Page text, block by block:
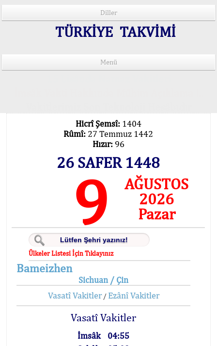
Diller
TÜRKİYE TAKVİMİ
Menü
Hicrî Şemsî: 1404
Rûmî: 27 Temmuz 1442
Hızır: 96
26 SAFER 1448
9
AĞUSTOS
2026
Pazar
Ülkeler Listesi İçin Tıklayınız
Bameizhen
Sichuan / Çin
Vasatî Vakitler/ Ezânî Vakitler
Vasatî Vakitler
İmsâk
04:55